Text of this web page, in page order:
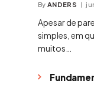
By ANDERS
Apesar de
simples, em
muitos…